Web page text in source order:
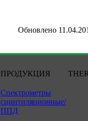
Обновлено
ПРОДУКЦИЯ
Спектрометры
сцинтиляционные/
ППД